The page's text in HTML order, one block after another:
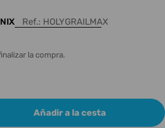
Ref.: HOLYGRAILMAX
la compra.
para Electro Harmonix HOLY
cantidad para Electro
Añadir a la cesta